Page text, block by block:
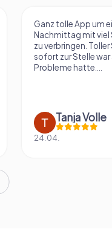
Ganz tolle App um
Nachmittag mit viel
zu verbringen.
sofort zur Stelle war
Probleme hatte....
Tanja Volle
24.04.